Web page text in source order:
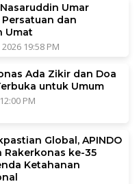
Umar
dan
Umat
19:58 PM
Ada Zikir dan Doa
untuk Umum
PM
Global, APINDO
Rakerkonas ke-35
Ketahanan